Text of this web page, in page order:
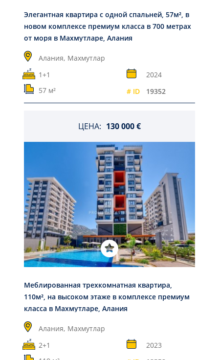
Элегантная квартира с одной спальней, 57м², в
новом комплексе премиум класса в 700 метрах
от моря в Махмутларе, Алания
Алания, Махмутлар
1+1
2024
57 м²
# ID 19352
ЦЕНА: 130 000 €
Меблированная трехкомнатная квартира,
110м², на высоком этаже в комплексе премиум
класса в Махмутларе, Алания
Алания, Махмутлар
2+1
2023